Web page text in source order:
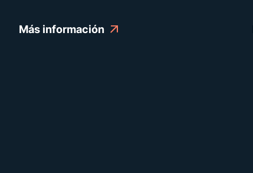
a un upskilling autodirigido.
Más información